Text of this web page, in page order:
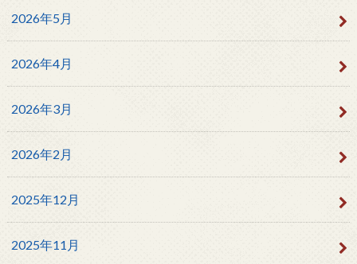
2026年5月
2026年4月
2026年3月
2026年2月
2025年12月
2025年11月